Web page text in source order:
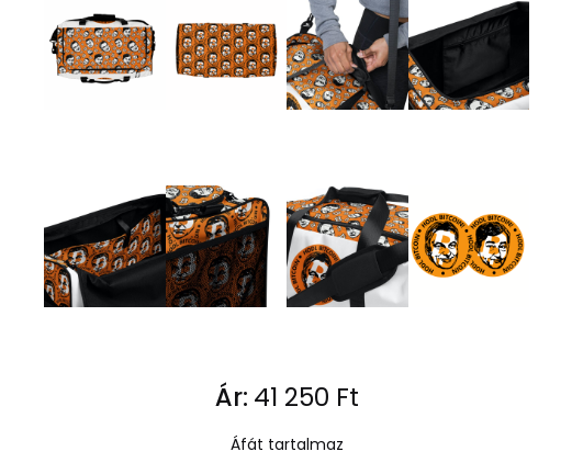
Ár: 41 250 Ft
Áfát tartalmaz